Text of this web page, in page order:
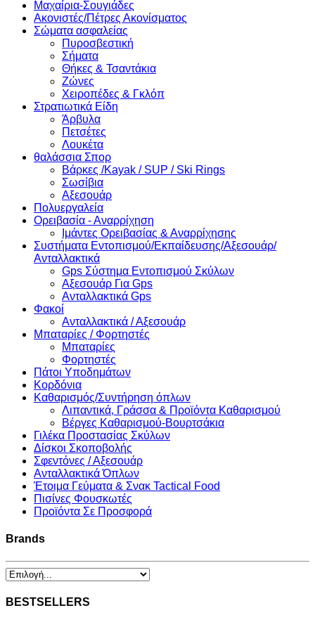
Μαχαίρια-Σουγιάδες
Ακονιστές/Πέτρες Ακονίσματος
Σώματα ασφαλείας
Πυροσβεστική
Σήματα
Θήκες & Τσαντάκια
Ζώνες
Χειροπέδες & Γκλόπ
Στρατιωτικά Είδη
Άρβυλα
Πετσέτες
Λουκέτα
θαλάσσια Σπορ
Βάρκες /Kayak / SUP / Ski Rings
Σωσίβια
Αξεσουάρ
Πολυεργαλεία
Ορειβασία - Αναρρίχηση
Ιμάντες Ορειβασίας & Αναρρίχησης
Συστήματα Εντοπισμού/Εκπαίδευσης/Αξεσουάρ/
Ανταλλακτικά
Gps Σύστημα Εντοπισμού Σκύλων
Αξεσουάρ Για Gps
Ανταλλακτικά Gps
Φακοί
Ανταλλακτικά / Αξεσουάρ
Μπαταρίες / Φορτηστές
Μπαταρίες
Φορτηστές
Πάτοι Υποδημάτων
Κορδόνια
Καθαρισμός/Συντήρηση όπλων
Λιπαντικά, Γράσσα & Προϊόντα Καθαρισμού
Βέργες Καθαρισμού-Βουρτσάκια
Γιλέκα Προστασίας Σκύλων
Δίσκοι Σκοποβολής
Σφεντόνες / Αξεσουάρ
Ανταλλακτικά Όπλων
Έτοιμα Γεύματα & Σνακ Tactical Food
Πισίνες Φουσκωτές
Προϊόντα Σε Προσφορά
Brands
BESTSELLERS